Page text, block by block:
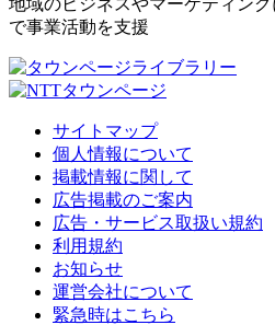
で事業活動を支援
サイトマップ
個人情報について
掲載情報に関して
広告掲載のご案内
広告・サービス取扱い規約
利用規約
お知らせ
運営会社について
緊急時はこちら